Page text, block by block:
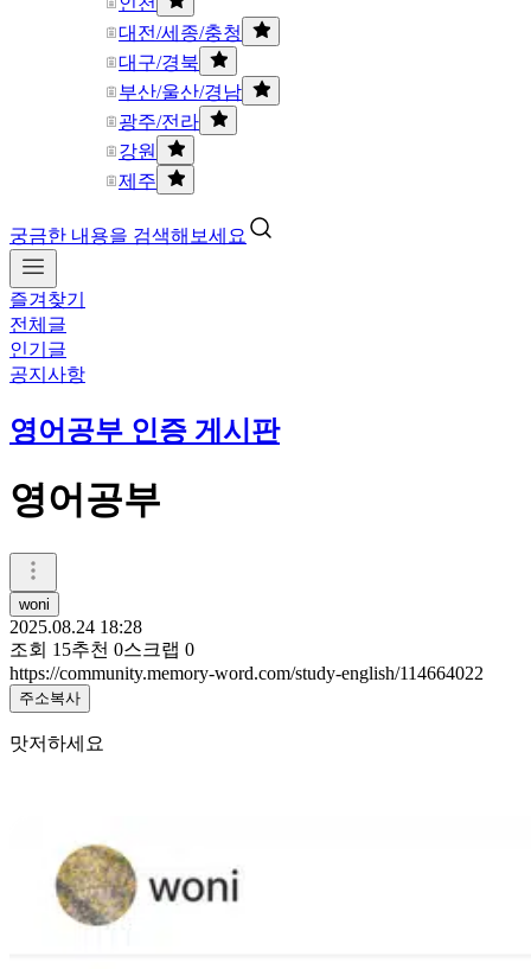
대전/세종/충청
대구/경북
부산/울산/경남
광주/전라
강원
제주
궁금한 내용을 검색해보세요
즐겨찾기
전체글
인기글
공지사항
영어공부 인증 게시판
영어공부
woni
2025.08.24 18:28
조회 15추천 0스크랩 0
https://community.memory-word.com/study-english/114664022
주소복사
맛저하세요